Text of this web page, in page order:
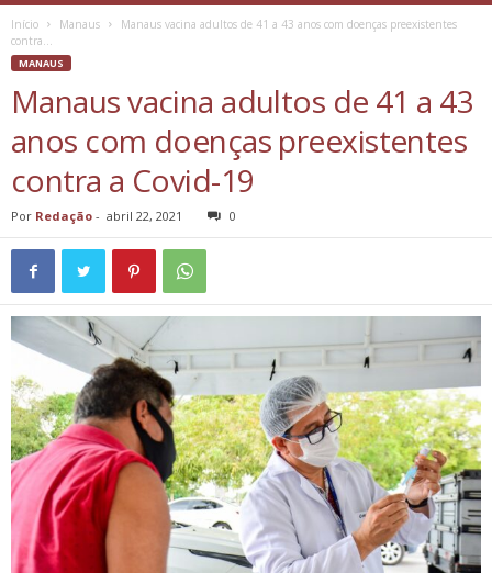
Início Manaus
Manaus vacina adultos de 41 a 43 anos com doenças preexistentes
contra...
MANAUS
Manaus vacina adultos de 41 a 43
anos com doenças preexistentes
contra a Covid-19
Por Redação - abril 22, 2021 0